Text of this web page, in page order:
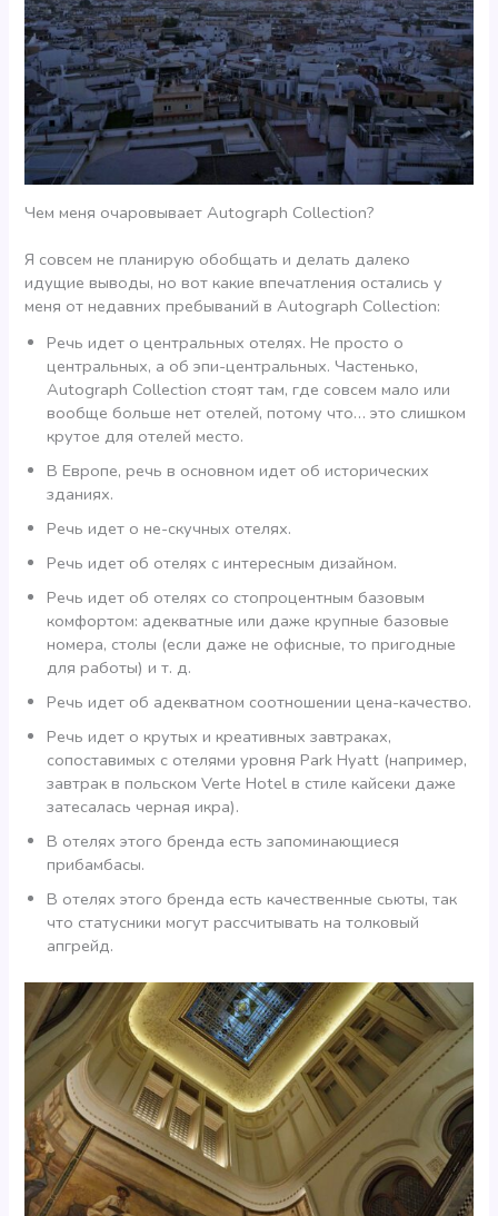
Чем меня очаровывает Autograph Collection?
Я совсем не планирую обобщать и делать далеко
идущие выводы, но вот какие впечатления остались у
меня от недавних пребываний в Autograph Collection:
Речь идет о центральных отелях. Не просто о
центральных, а об эпи-центральных. Частенько,
Autograph Collection стоят там, где совсем мало или
вообще больше нет отелей, потому что… это слишком
крутое для отелей место.
В Европе, речь в основном идет об исторических
зданиях.
Речь идет о не-скучных отелях.
Речь идет об отелях с интересным дизайном.
Речь идет об отелях со стопроцентным базовым
комфортом: адекватные или даже крупные базовые
номера, столы (если даже не офисные, то пригодные
для работы) и т. д.
Речь идет об адекватном соотношении цена-качество.
Речь идет о крутых и креативных завтраках,
сопоставимых с отелями уровня Park Hyatt (например,
завтрак в польском Verte Hotel в стиле кайсеки даже
затесалась черная икра).
В отелях этого бренда есть запоминающиеся
прибамбасы.
В отелях этого бренда есть качественные сьюты, так
что статусники могут рассчитывать на толковый
апгрейд.